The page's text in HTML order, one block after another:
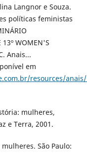
Langnor e Souza.
políticas feministas
13º WOMEN'S
Anais...
em
resources/anais/
mulheres,
e Terra, 2001.
São Paulo: